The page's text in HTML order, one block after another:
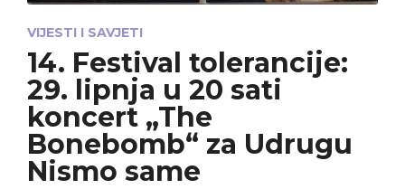
VIJESTI I SAVJETI
14. Festival tolerancije:
29. lipnja u 20 sati
koncert „The
Bonebomb“ za Udrugu
Nismo same